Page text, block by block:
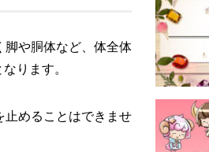
脚や胴体など、体全体
ります。
止めることはできませ